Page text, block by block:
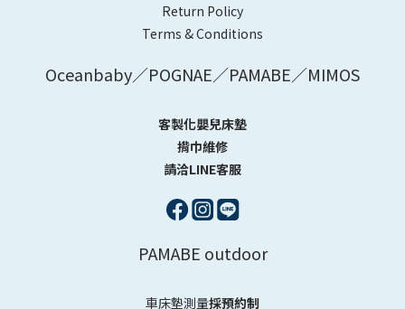
Return Policy
Terms & Conditions
Oceanbaby／POGNAE／PAMABE／MIMOS
客製化嬰兒床墊
揹巾維修
請洽LINE客服
PAMABE outdoor
車床墊測量採預約制